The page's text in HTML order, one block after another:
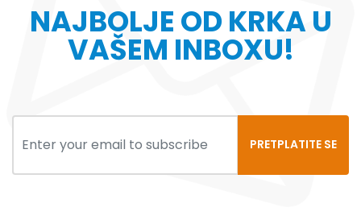
NAJBOLJE OD KRKA U
VAŠEM INBOXU!
PRETPLATITE SE